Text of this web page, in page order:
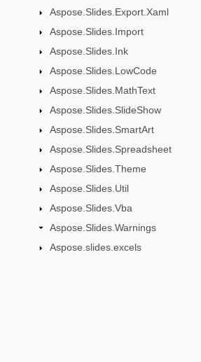
Aspose.Slides.Export.Xaml
Aspose.Slides.Import
Aspose.Slides.Ink
Aspose.Slides.LowCode
Aspose.Slides.MathText
Aspose.Slides.SlideShow
Aspose.Slides.SmartArt
Aspose.Slides.Spreadsheet
Aspose.Slides.Theme
Aspose.Slides.Util
Aspose.Slides.Vba
Aspose.Slides.Warnings
Aspose.slides.excels